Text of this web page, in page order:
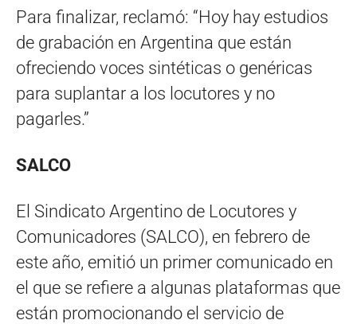
Para finalizar, reclamó: “Hoy hay estudios
de grabación en Argentina que están
ofreciendo voces sintéticas o genéricas
para suplantar a los locutores y no
pagarles.”
SALCO
El Sindicato Argentino de Locutores y
Comunicadores (SALCO), en febrero de
este año, emitió un primer comunicado en
el que se refiere a algunas plataformas que
están promocionando el servicio de